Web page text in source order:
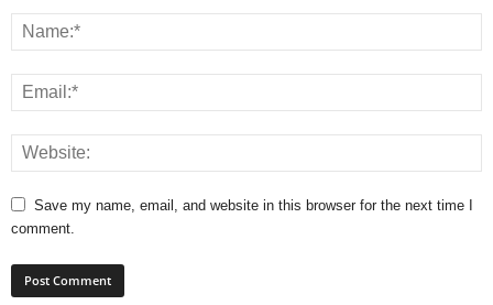
Save my name, email, and website in this browser for the next time I
comment.